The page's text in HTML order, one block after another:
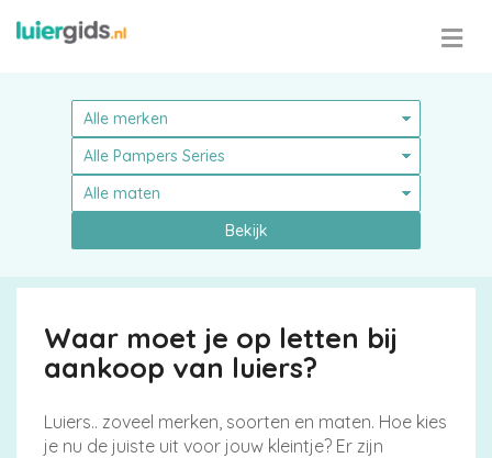
Pampers
Bekijk
Waar moet je op letten bij
aankoop van luiers?
Luiers.. zoveel merken, soorten en maten. Hoe kies
je nu de juiste uit voor jouw kleintje? Er zijn